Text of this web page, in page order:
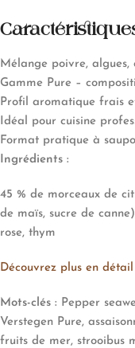
Mélange poivre, algues,
Gamme Pure –
Profil aromatique frais
Idéal pour cuisine
Format pratique à
Ingrédients :
45 % de morceaux de
de maïs, sucre de
rose, thym
Découvrez plus en détail
Mots-clés : Pepper
Verstegen Pure,
fruits de mer, strooibus